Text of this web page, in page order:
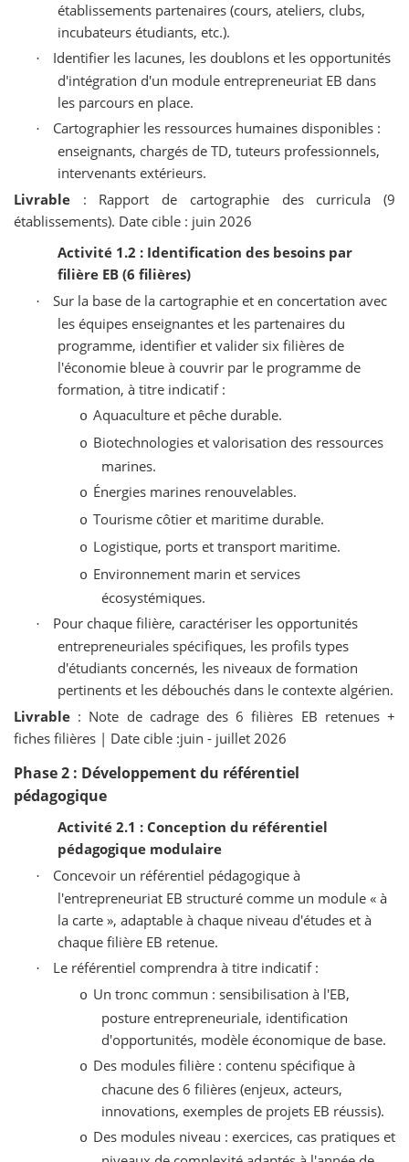
établissements partenaires (cours, ateliers, clubs,
incubateurs étudiants, etc.).
·
Identifier les lacunes, les doublons et les opportunités
d'intégration d'un module entrepreneuriat EB dans
les parcours en place.
·
Cartographier les ressources humaines disponibles :
enseignants, chargés de TD, tuteurs professionnels,
intervenants extérieurs.
Livrable : Rapport de cartographie des curricula (9
établissements). Date cible : juin 2026
Activité 1.2 : Identification des besoins par
filière EB (6 filières)
·
Sur la base de la cartographie et en concertation avec
les équipes enseignantes et les partenaires du
programme, identifier et valider six filières de
l'économie bleue à couvrir par le programme de
formation, à titre indicatif :
o Aquaculture et pêche durable.
o Biotechnologies et valorisation des ressources
marines.
o Énergies marines renouvelables.
o Tourisme côtier et maritime durable.
o Logistique, ports et transport maritime.
o Environnement marin et services
écosystémiques.
·
Pour chaque filière, caractériser les opportunités
entrepreneuriales spécifiques, les profils types
d'étudiants concernés, les niveaux de formation
pertinents et les débouchés dans le contexte algérien.
Livrable : Note de cadrage des 6 filières EB retenues +
fiches filières | Date cible :juin - juillet 2026
Phase 2 : Développement du référentiel
pédagogique
Activité 2.1 : Conception du référentiel
pédagogique modulaire
·
Concevoir un référentiel pédagogique à
l'entrepreneuriat EB structuré comme un module « à
la carte », adaptable à chaque niveau d'études et à
chaque filière EB retenue.
· Le référentiel comprendra à titre indicatif :
o Un tronc commun : sensibilisation à l'EB,
posture entrepreneuriale, identification
d'opportunités, modèle économique de base.
o Des modules filière : contenu spécifique à
chacune des 6 filières (enjeux, acteurs,
innovations, exemples de projets EB réussis).
o Des modules niveau : exercices, cas pratiques et